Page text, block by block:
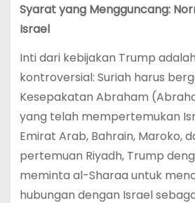
Syarat yang Mengguncang:
Israel
Inti dari kebijakan Trump
kontroversial: Suriah harus
Kesepakatan Abraham
yang telah mempertemukan
Emirat Arab, Bahrain, Maroko,
pertemuan Riyadh, Trump
meminta al-Sharaa untuk
hubungan dengan Israel